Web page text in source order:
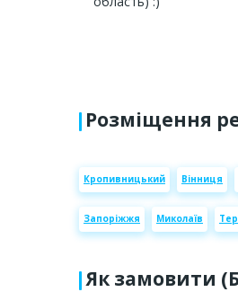
Розміщення
Кропивницький Вінниця
Запоріжжя Миколаїв
Як замовити